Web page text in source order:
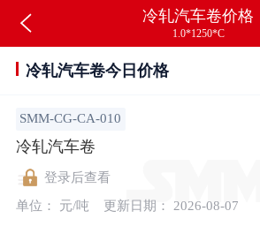
冷轧汽车卷价格
1.0*1250*C
冷轧汽车卷今日价格
SMM-CG-CA-010
冷轧汽车卷
登录后查看
单位： 元/吨
更新日期： 2026-08-07